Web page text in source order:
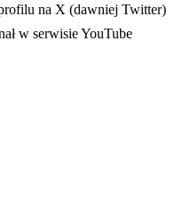
na X (dawniej Twitter)
karcie
w serwisie YouTube